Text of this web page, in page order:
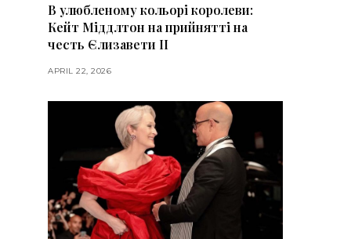
В улюбленому кольорі королеви:
Кейт Міддлтон на прийнятті на
честь Єлизавети II
APRIL 22, 2026